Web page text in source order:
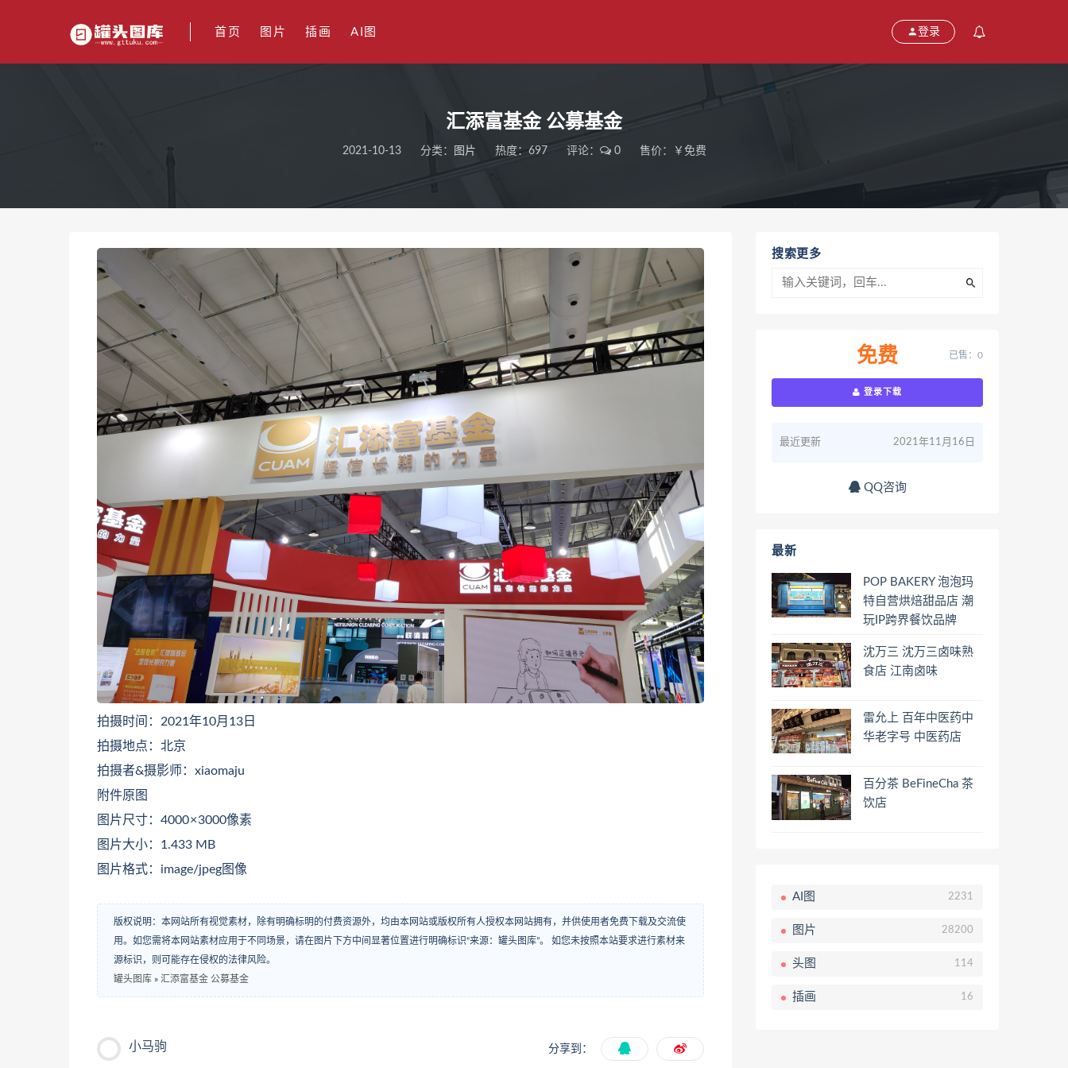
首页 图片 插画 AI图 登录
汇添富基金 公募基金
2021-10-13 分类： 图片 热度：697 评论： 0 售价：￥免费
拍摄时间：2021年10月13日
拍摄地点：北京
拍摄者&摄影师：xiaomaju
附件原图
图片尺寸：4000 × 3000像素
图片大小：1.433 MB
图片格式：image/jpeg图像
版权说明：本网站所有视觉素材，除有明确标明的付费资源外，均由本网站或版权所有人授权本网站拥有，并供使用者免费下载及交流使
用。如您需将本网站素材应用于不同场景，请在图片下方中间显著位置进行明确标识“来源：罐头图库”。 如您未按照本站要求进行素材来
源标识，则可能存在侵权的法律风险。
罐头图库 » 汇添富基金 公募基金
小马驹 分享到：
搜索更多
免费 已售：0
登录下载
最近更新 2021年11月16日
QQ咨询
最新
POP BAKERY 泡泡玛
特自营烘焙甜品店 潮
玩IP跨界餐饮品牌
沈万三 沈万三卤味熟
食店 江南卤味
雷允上 百年中医药中
华老字号 中医药店
百分茶 BeFineCha 茶
饮店
AI图 2231
图片 28200
头图 114
插画 16